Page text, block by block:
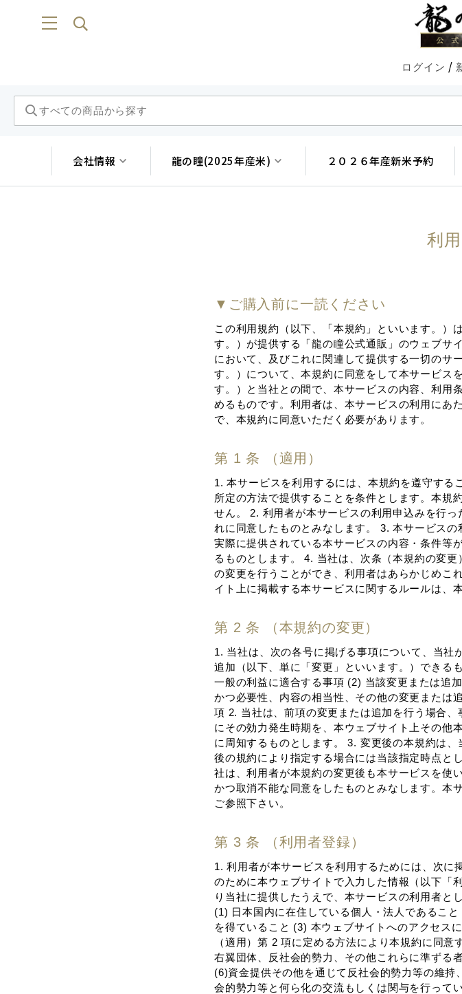
ログイン /
会社情報 龍の瞳(2025年産米) ２０２６年産新米予約
利
▼ご購⼊前に⼀読ください
この利⽤規約（以下、「本規約」といいます。）
す。）が提供する「龍の瞳公式通販」のウェブサ
において、及びこれに関連して提供する⼀切のサ
す。）について、本規約に同意をして本サービス
す。）と当社との間で、本サービスの内容、利⽤
めるものです。利⽤者は、本サービスの利⽤にあ
で、本規約に同意いただく必要があります。
第 1 条 （適⽤）
1. 本サービスを利⽤するには、本規約を遵守する
所定の⽅法で提供することを条件とします。本規
せん。 2. 利⽤者が本サービスの利⽤申込みを⾏
れに同意したものとみなします。 3. 本サービス
実際に提供されている本サービスの内容・条件等
るものとします。 4. 当社は、次条（本規約の変
の変更を⾏うことができ、利⽤者はあらかじめこ
イト上に掲載する本サービスに関するルールは、
第 2 条 （本規約の変更）
1. 当社は、次の各号に掲げる事項について、当社
追加（以下、単に「変更」といいます。）できる
⼀般の利益に適合する事項 (2) 当該変更または追
かつ必要性、内容の相当性、その他の変更または
項 2. 当社は、前項の変更または追加を⾏う場合
にその効⼒発⽣時期を、本ウェブサイト上その他
に周知するものとします。 3. 変更後の本規約は
後の規約により指定する場合には当該指定時点と
社は、利⽤者が本規約の変更後も本サービスを使
かつ取消不能な同意をしたものとみなします。本
ご参照下さい。
第 3 条 （利⽤者登録）
1. 利⽤者が本サービスを利⽤するためには、次
のために本ウェブサイトで⼊⼒した情報（以下「
り当社に提供したうえで、本サービスの利⽤者と
(1) ⽇本国内に在住している個⼈・法⼈であるこ
を得ていること (3) 本ウェブサイトへのアクセス
（適⽤）第 2 項に定める⽅法により本規約に同
右翼団体、反社会的勢⼒、その他これらに準ずる
(6)資⾦提供その他を通じて反社会的勢⼒等の維
会的勢⼒等と何ら化の交流もしくは関与を⾏って